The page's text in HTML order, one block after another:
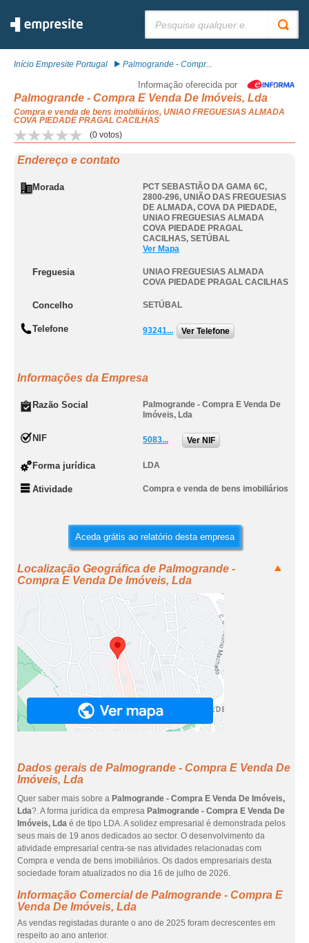
Início Empresite Portugal Palmogrande - Compr...
Informação oferecida por
Palmogrande - Compra E Venda De Imóveis, Lda
Compra e venda de bens imobiliários, UNIAO FREGUESIAS ALMADA
COVA PIEDADE PRAGAL CACILHAS
(0 votos)
Endereço e contato
Morada
PCT SEBASTIÃO DA GAMA 6C,
2800-296, UNIÃO DAS FREGUESIAS
DE ALMADA, COVA DA PIEDADE,
UNIAO FREGUESIAS ALMADA
COVA PIEDADE PRAGAL
CACILHAS, SETÚBAL
Ver Mapa
Freguesia
UNIAO FREGUESIAS ALMADA
COVA PIEDADE PRAGAL CACILHAS
Concelho SETÚBAL
Telefone 93241... Ver Telefone
Informações da Empresa
Razão Social
Palmogrande - Compra E Venda De
Imóveis, Lda
NIF 5083... Ver NIF
Forma jurídica LDA
Atividade Compra e venda de bens imobiliários
Aceda grátis ao relatório desta empresa
Localização Geográfica de Palmogrande -
Compra E Venda De Imóveis, Lda
Dados gerais de Palmogrande - Compra E Venda De
Imóveis, Lda
Quer saber mais sobre a Palmogrande - Compra E Venda De Imóveis,
Lda?. A forma jurídica da empresa Palmogrande - Compra E Venda De
Imóveis, Lda é de tipo LDA. A solidez empresarial é demonstrada pelos
seus mais de 19 anos dedicados ao sector. O desenvolvimento da
atividade empresarial centra-se nas atividades relacionadas com
Compra e venda de bens imobiliários. Os dados empresariais desta
sociedade foram atualizados no dia 16 de julho de 2026.
Informação Comercial de Palmogrande - Compra E
Venda De Imóveis, Lda
As vendas registadas durante o ano de 2025 foram decrescentes em
respeito ao ano anterior.